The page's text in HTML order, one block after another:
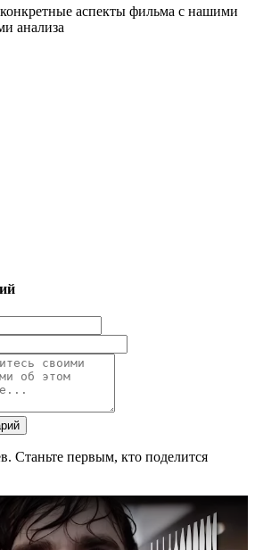
о брате — первом человеке,
поддерживал. Для Шона это мощный
аспекты фильма с нашими
анализа
Станьте первым, кто поделится